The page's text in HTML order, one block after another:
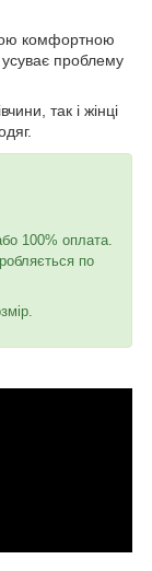
комфортною
проблему
так і жінці
100% оплата.
по